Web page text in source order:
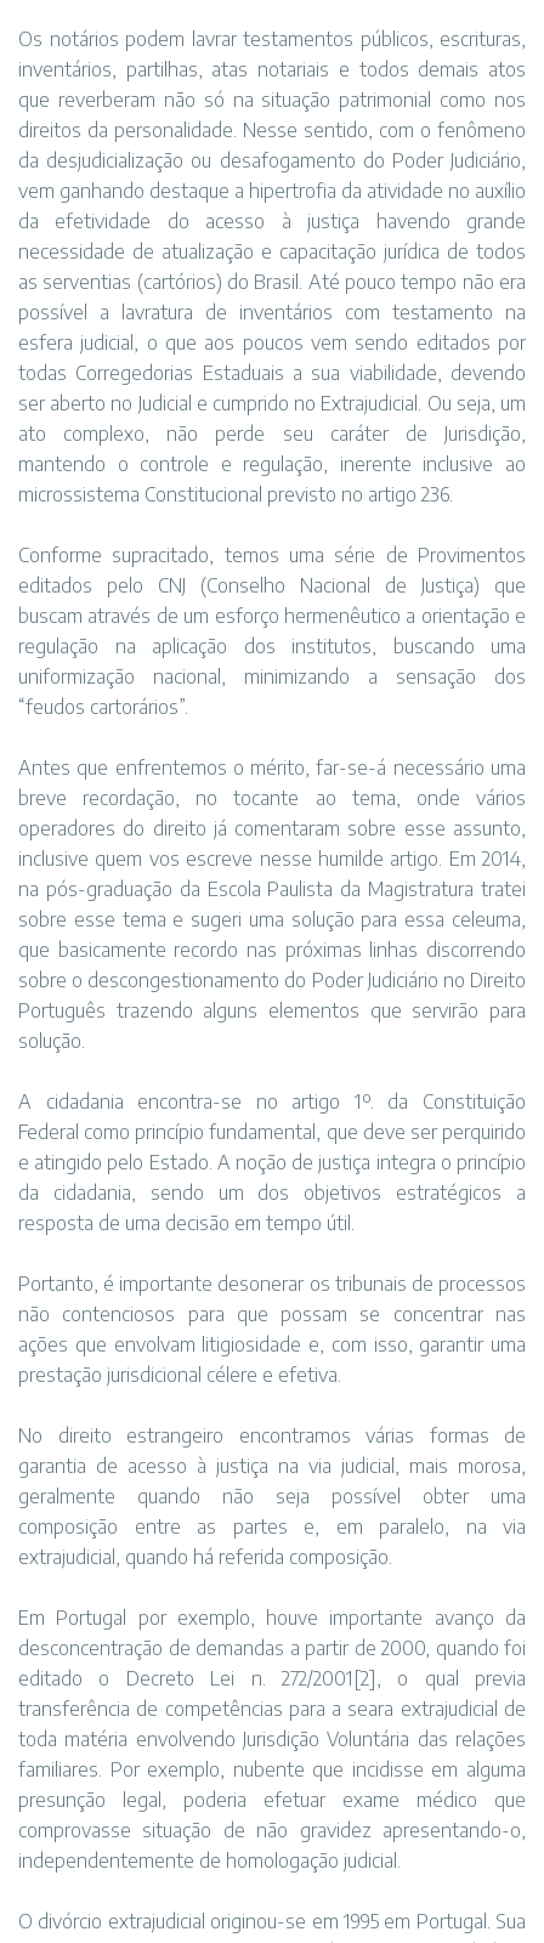
Os notários podem lavrar testamentos públicos, escrituras,
inventários, partilhas, atas notariais e todos demais atos
que reverberam não só na situação patrimonial como nos
direitos da personalidade. Nesse sentido, com o fenômeno
da desjudicialização ou desafogamento do Poder Judiciário,
vem ganhando destaque a hipertrofia da atividade no auxílio
da efetividade do acesso à justiça havendo grande
necessidade de atualização e capacitação jurídica de todos
as serventias (cartórios) do Brasil. Até pouco tempo não era
possível a lavratura de inventários com testamento na
esfera judicial, o que aos poucos vem sendo editados por
todas Corregedorias Estaduais a sua viabilidade, devendo
ser aberto no Judicial e cumprido no Extrajudicial. Ou seja, um
ato complexo, não perde seu caráter de Jurisdição,
mantendo o controle e regulação, inerente inclusive ao
microssistema Constitucional previsto no artigo 236.
Conforme supracitado, temos uma série de Provimentos
editados pelo CNJ (Conselho Nacional de Justiça) que
buscam através de um esforço hermenêutico a orientação e
regulação na aplicação dos institutos, buscando uma
uniformização nacional, minimizando a sensação dos
“feudos cartorários”.
Antes que enfrentemos o mérito, far-se-á necessário uma
breve recordação, no tocante ao tema, onde vários
operadores do direito já comentaram sobre esse assunto,
inclusive quem vos escreve nesse humilde artigo. Em 2014,
na pós-graduação da Escola Paulista da Magistratura tratei
sobre esse tema e sugeri uma solução para essa celeuma,
que basicamente recordo nas próximas linhas discorrendo
sobre o descongestionamento do Poder Judiciário no Direito
Português trazendo alguns elementos que servirão para
solução.
A cidadania encontra-se no artigo 1º. da Constituição
Federal como princípio fundamental, que deve ser perquirido
e atingido pelo Estado. A noção de justiça integra o princípio
da cidadania, sendo um dos objetivos estratégicos a
resposta de uma decisão em tempo útil.
Portanto, é importante desonerar os tribunais de processos
não contenciosos para que possam se concentrar nas
ações que envolvam litigiosidade e, com isso, garantir uma
prestação jurisdicional célere e efetiva.
No direito estrangeiro encontramos várias formas de
garantia de acesso à justiça na via judicial, mais morosa,
geralmente quando não seja possível obter uma
composição entre as partes e, em paralelo, na via
extrajudicial, quando há referida composição.
Em Portugal por exemplo, houve importante avanço da
desconcentração de demandas a partir de 2000, quando foi
editado o Decreto Lei n. 272/2001 [2] , o qual previa
transferência de competências para a seara extrajudicial de
toda matéria envolvendo Jurisdição Voluntária das relações
familiares. Por exemplo, nubente que incidisse em alguma
presunção legal, poderia efetuar exame médico que
comprovasse situação de não gravidez apresentando-o,
independentemente de homologação judicial.
O divórcio extrajudicial originou-se em 1995 em Portugal. Sua